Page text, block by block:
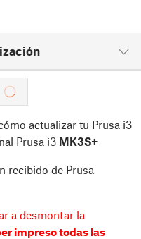
actualizar tu Prusa i3
Prusa i3 MK3S+
recibido de Prusa
a desmontar la
impreso todas las